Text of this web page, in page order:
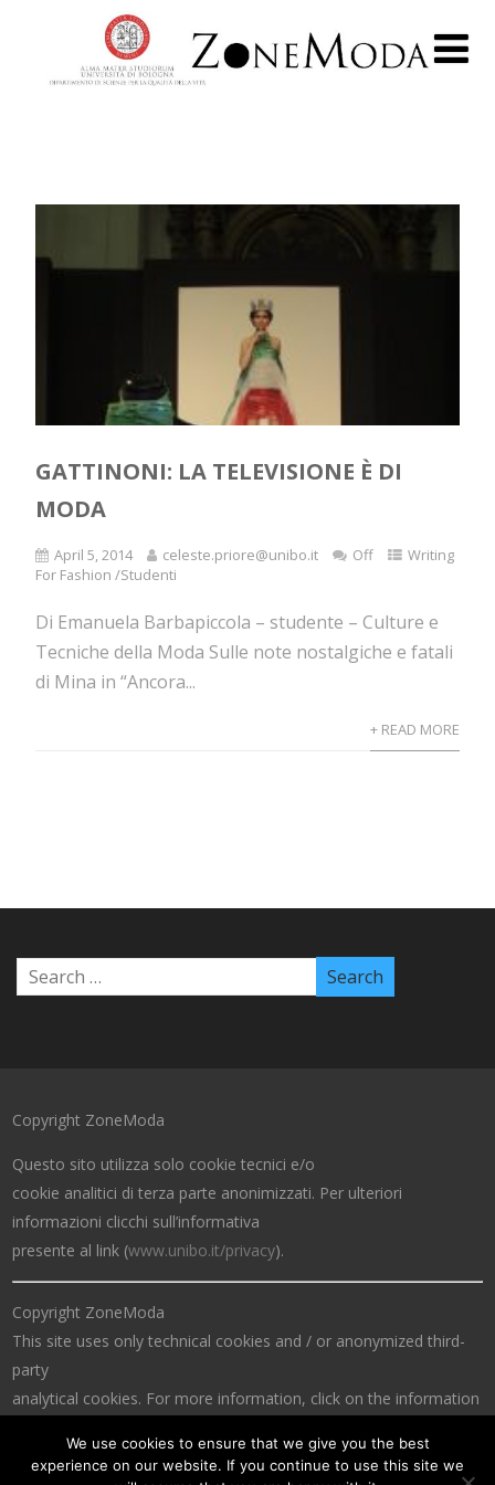
GATTINONI: LA TELEVISIONE È DI
MODA
April 5, 2014 celeste.priore@unibo.it Off
Writing
For Fashion /Studenti
Di Emanuela Barbapiccola – studente – Culture e
Tecniche della Moda Sulle note nostalgiche e fatali
di Mina in “Ancora...
+ READ MORE
Copyright ZoneModa
Questo sito utilizza solo cookie tecnici e/o
cookie analitici di terza parte anonimizzati. Per ulteriori
informazioni clicchi sull’informativa
presente al link (www.unibo.it/privacy).
Copyright ZoneModa
This site uses only technical cookies and / or anonymized third-
party
analytical cookies. For more information, click on the information
We use cookies to ensure that we give you the best
experience on our website. If you continue to use this site we